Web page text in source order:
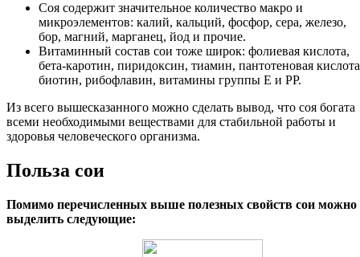
Соя содержит значительное количество макро и
микроэлементов: калий, кальций, фосфор, сера, железо,
бор, магний, марганец, йод и прочие.
Витаминный состав сои тоже широк: фолиевая кислота,
бета-каротин, пиридоксин, тиамин, пантотеновая
биотин, рибофлавин, витамины группы Е и РР.
Из всего вышесказанного можно сделать вывод, что соя богата
всеми необходимыми веществами для стабильной работы и
здоровья человеческого организма.
Польза сои
Помимо перечисленных выше полезных свойств сои можно
выделить следующие: